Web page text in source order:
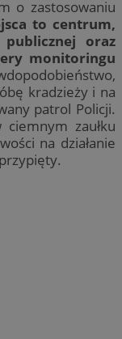
o zastosowaniu
to centrum,
oraz
monitoringu
kradzieży i na
patrol Policji.
zaułku
na działanie